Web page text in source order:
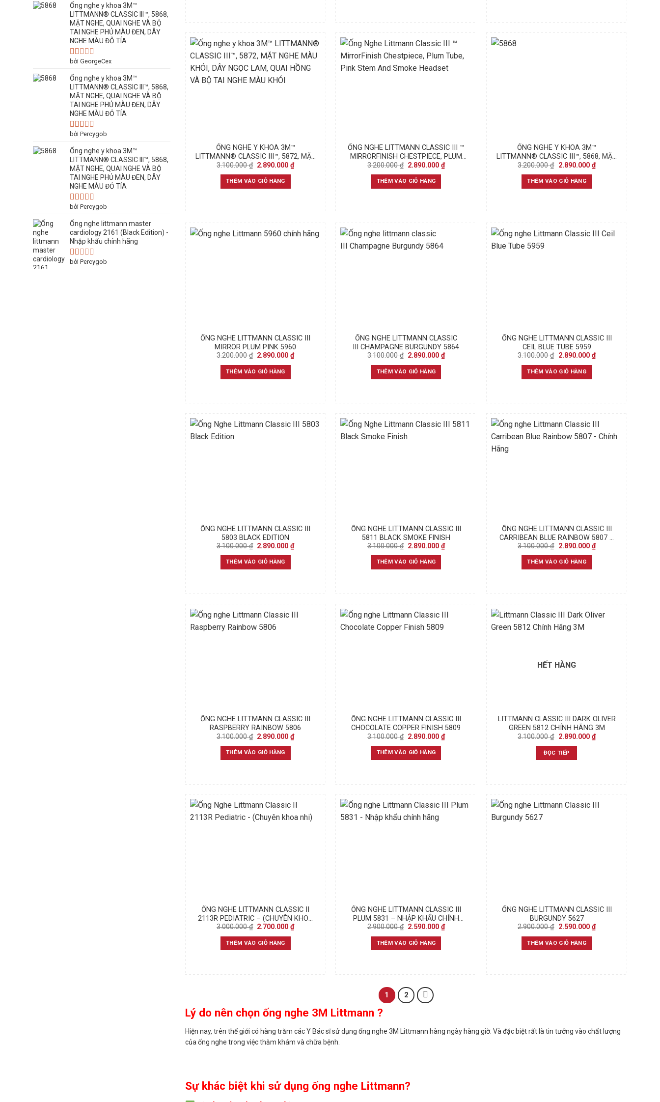
Ống nghe y khoa 3M™
LITTMANN® CLASSIC III™, 5868,
MẶT NGHE, QUAI NGHE VÀ BỘ
TAI NGHE PHỦ MÀU ĐEN, DÂY
NGHE MÀU ĐỎ TÍA
Được
hạng
1
5
sao
bởi GeorgeCex
Ống nghe y khoa 3M™
LITTMANN® CLASSIC III™, 5868,
MẶT NGHE, QUAI NGHE VÀ BỘ
TAI NGHE PHỦ MÀU ĐEN, DÂY
NGHE MÀU ĐỎ TÍA
Được
hạng
25
sao
bởi Percygob
Ống nghe y khoa 3M™
LITTMANN® CLASSIC III™, 5868,
MẶT NGHE, QUAI NGHE VÀ BỘ
TAI NGHE PHỦ MÀU ĐEN, DÂY
NGHE MÀU ĐỎ TÍA
Được
hạng3
5 sao
bởi Percygob
Ống nghe littmann master
cardiology 2161 (Black Edition) -
Nhập khẩu chính hãng
Được
bởi Percygob
ỐNG NGHE Y KHOA 3M™
LITTMANN® CLASSIC III™, 5872, MẶT
NGHE MÀU KHÓI, DÂY NGỌC LAM,
QUAI HỒNG VÀ BỘ TAI NGHE MÀU
KHÓI
3.100.000₫ Original
was:
3.100.000 ₫.
2.890.000₫Current
price
THÊM VÀO GIỎ HÀNG
ỐNG NGHE LITTMANN CLASSIC III ™
MIRRORFINISH CHESTPIECE, PLUM
TUBE, PINK STEM AND SMOKE
HEADSET
3.200.000₫ Original
was:
3.200.000 ₫.
2.890.000₫Current
price
THÊM VÀO GIỎ HÀNG
ỐNG NGHE Y KHOA 3M™
LITTMANN® CLASSIC III™, 5868, MẶT
NGHE, QUAI NGHE VÀ BỘ TAI NGHE
PHỦ MÀU ĐEN, DÂY NGHE MÀU ĐỎ
TÍA
3.200.000₫ Original
was:
3.200.000 ₫.
2.890.000 ₫Current
price
THÊM VÀO GIỎ HÀNG
ỐNG NGHE LITTMANN CLASSIC III
MIRROR PLUM PINK 5960
3.200.000₫ Original
was:
3.200.000 ₫.
2.890.000₫Current
price
THÊM VÀO GIỎ HÀNG
ỐNG NGHE LITTMANN CLASSIC
III CHAMPAGNE BURGUNDY 5864
3.100.000₫ Original
was:
3.100.000 ₫.
2.890.000₫Current
price
THÊM VÀO GIỎ HÀNG
ỐNG NGHE LITTMANN CLASSIC III
CEIL BLUE TUBE 5959
3.100.000₫ Original
was:
3.100.000 ₫.
2.890.000 ₫Current
price
THÊM VÀO GIỎ HÀNG
ỐNG NGHE LITTMANN CLASSIC III
5803 BLACK EDITION
3.100.000₫ Original
was:
3.100.000 ₫.
2.890.000₫Current
price
THÊM VÀO GIỎ HÀNG
ỐNG NGHE LITTMANN CLASSIC III
5811 BLACK SMOKE FINISH
3.100.000₫ Original
was:
3.100.000 ₫.
2.890.000₫Current
price
THÊM VÀO GIỎ HÀNG
ỐNG NGHE LITTMANN CLASSIC III
CARRIBEAN BLUE RAINBOW 5807 –
CHÍNH HÃNG
3.100.000₫ Original
was:
3.100.000 ₫.
2.890.000 ₫Current
price
THÊM VÀO GIỎ HÀNG
ỐNG NGHE LITTMANN CLASSIC III
RASPBERRY RAINBOW 5806
3.100.000₫ Original
was:
3.100.000 ₫.
2.890.000₫Current
price
THÊM VÀO GIỎ HÀNG
ỐNG NGHE LITTMANN CLASSIC III
CHOCOLATE COPPER FINISH 5809
3.100.000₫ Original
was:
3.100.000 ₫.
2.890.000₫Current
price
THÊM VÀO GIỎ HÀNG
HẾT HÀNG
LITTMANN CLASSIC III DARK OLIVER
GREEN 5812 CHÍNH HÃNG 3M
3.100.000₫ Original
was:
3.100.000 ₫.
2.890.000 ₫Current
price
ĐỌC TIẾP
ỐNG NGHE LITTMANN CLASSIC II
2113R PEDIATRIC – (CHUYÊN KHOA
NHI)
3.000.000₫ Original
was:
3.000.000 ₫.
2.700.000₫Current
price
THÊM VÀO GIỎ HÀNG
ỐNG NGHE LITTMANN CLASSIC III
PLUM 5831 – NHẬP KHẨU CHÍNH
HÃNG
2.900.000₫ Original
was:
2.900.000 ₫.
2.590.000₫Current
price
THÊM VÀO GIỎ HÀNG
ỐNG NGHE LITTMANN CLASSIC III
BURGUNDY 5627
2.900.000₫ Original
was:
2.900.000 ₫.
2.590.000 ₫Current
price
THÊM VÀO GIỎ HÀNG
1 2
Lý do nên chọn ống nghe 3M Littmann ?
Hiện nay, trên thế giới có hàng trăm các Y Bác sĩ sử dụng ống nghe 3M Littmann hàng ngày hàng giờ. Và đặc biệt rất là tin tưởng vào chất lượng
của ống nghe trong việc thăm khám và chữa bệnh.
Sự khác biệt khi sử dụng ống nghe Littmann?